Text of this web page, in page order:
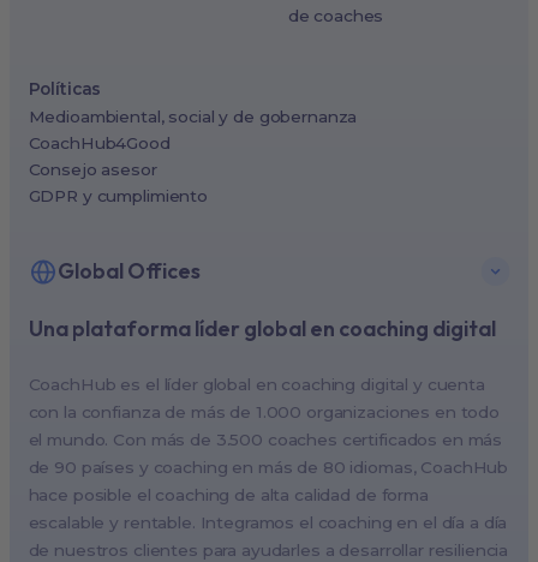
Una plataforma líder global en coaching digital
CoachHub es el líder global en coaching digital y cuenta
con la confianza de más de 1.000 organizaciones en todo
el mundo. Con más de 3.500 coaches certificados en más
de 90 países y coaching en más de 80 idiomas, CoachHub
hace posible el coaching de alta calidad de forma
escalable y rentable. Integramos el coaching en el día a día
de nuestros clientes para ayudarles a desarrollar resiliencia
de coaches
Políticas
Medioambiental, social y de gobernanza
CoachHub4Good
Consejo asesor
GDPR y cumplimiento
Global Offices
New York, USA (North America HQ)
Singapore, Singapore (APAC HQ)
London, UK
Paris, France
Melbourne, Australia
Amsterdam, Netherlands